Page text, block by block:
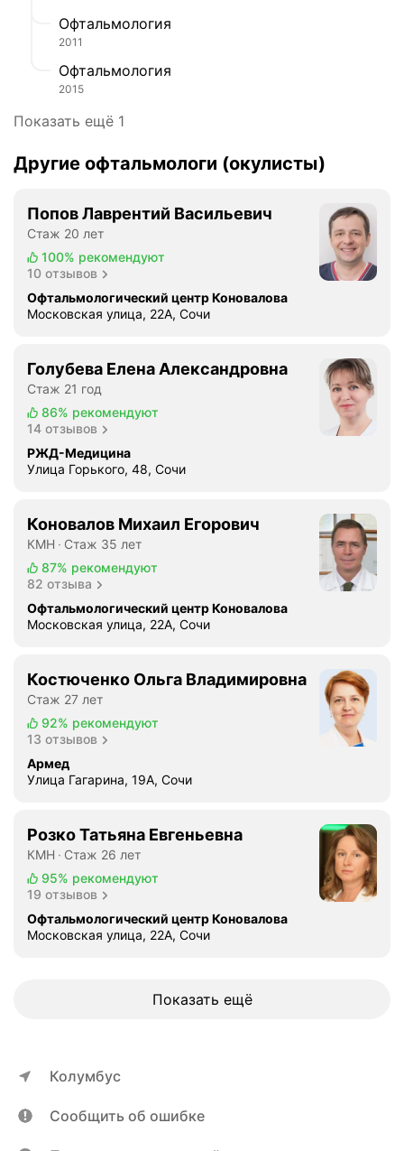
Офтальмология
2011
Офтальмология
2015
Показать ещё 1
Другие офтальмологи (окулисты)
Попов Лаврентий Васильевич
Стаж 20 лет
100% рекомендуют
10 отзывов
Офтальмологический центр Коновалова
Московская улица, 22А, Сочи
Голубева Елена Александровна
Стаж 21 год
86% рекомендуют
14 отзывов
РЖД-Медицина
Улица Горького, 48, Сочи
Коновалов Михаил Егорович
КМН
Стаж 35 лет
87% рекомендуют
82 отзыва
Офтальмологический центр Коновалова
Московская улица, 22А, Сочи
Костюченко Ольга Владимировна
Стаж 27 лет
92% рекомендуют
13 отзывов
Армед
Улица Гагарина, 19А, Сочи
Розко Татьяна Евгеньевна
КМН
Стаж 26 лет
95% рекомендуют
19 отзывов
Офтальмологический центр Коновалова
Московская улица, 22А, Сочи
Показать ещё
Колумбус
Сообщить об ошибке